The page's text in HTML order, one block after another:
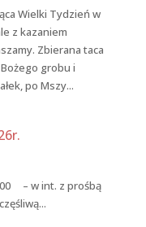
Wielki Tydzień w
z kazaniem
Zbierana taca
grobu i
po Mszy...
w int. z prośbą